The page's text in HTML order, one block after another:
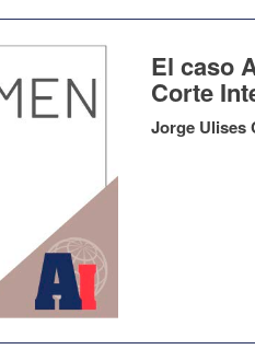
El caso
Corte
Jorge Ulises